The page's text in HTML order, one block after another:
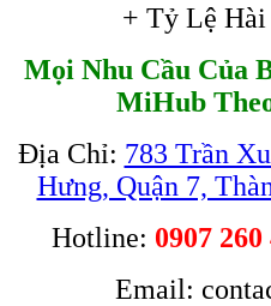
+ Tỷ Lệ
Mọi Nhu Cầu Của
MiHub
Địa Chỉ: 783 Trần
Hưng, Quận 7,
Hotline: 0907 260
Email: